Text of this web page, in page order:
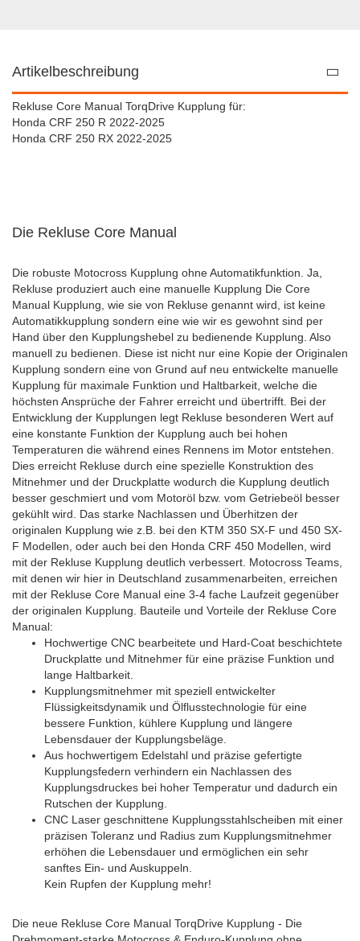
Artikelbeschreibung
Rekluse Core Manual TorqDrive Kupplung für:
Honda CRF 250 R 2022-2025
Honda CRF 250 RX 2022-2025
Die Rekluse Core Manual
Die robuste Motocross Kupplung ohne Automatikfunktion. Ja,
Rekluse produziert auch eine manuelle Kupplung Die Core
Manual Kupplung, wie sie von Rekluse genannt wird, ist keine
Automatikkupplung sondern eine wie wir es gewohnt sind per
Hand über den Kupplungshebel zu bedienende Kupplung. Also
manuell zu bedienen. Diese ist nicht nur eine Kopie der Originalen
Kupplung sondern eine von Grund auf neu entwickelte manuelle
Kupplung für maximale Funktion und Haltbarkeit, welche die
höchsten Ansprüche der Fahrer erreicht und übertrifft. Bei der
Entwicklung der Kupplungen legt Rekluse besonderen Wert auf
eine konstante Funktion der Kupplung auch bei hohen
Temperaturen die während eines Rennens im Motor entstehen.
Dies erreicht Rekluse durch eine spezielle Konstruktion des
Mitnehmer und der Druckplatte wodurch die Kupplung deutlich
besser geschmiert und vom Motoröl bzw. vom Getriebeöl besser
gekühlt wird. Das starke Nachlassen und Überhitzen der
originalen Kupplung wie z.B. bei den KTM 350 SX-F und 450 SX-
F Modellen, oder auch bei den Honda CRF 450 Modellen, wird
mit der Rekluse Kupplung deutlich verbessert. Motocross Teams,
mit denen wir hier in Deutschland zusammenarbeiten, erreichen
mit der Rekluse Core Manual eine 3-4 fache Laufzeit gegenüber
der originalen Kupplung. Bauteile und Vorteile der Rekluse Core
Manual:
Hochwertige CNC bearbeitete und Hard-Coat beschichtete
Druckplatte und Mitnehmer für eine präzise Funktion und
lange Haltbarkeit.
Kupplungsmitnehmer mit speziell entwickelter
Flüssigkeitsdynamik und Ölflusstechnologie für eine
bessere Funktion, kühlere Kupplung und längere
Lebensdauer der Kupplungsbeläge.
Aus hochwertigem Edelstahl und präzise gefertigte
Kupplungsfedern verhindern ein Nachlassen des
Kupplungsdruckes bei hoher Temperatur und dadurch ein
Rutschen der Kupplung.
CNC Laser geschnittene Kupplungsstahlscheiben mit einer
präzisen Toleranz und Radius zum Kupplungsmitnehmer
erhöhen die Lebensdauer und ermöglichen ein sehr
sanftes Ein- und Auskuppeln.
Kein Rupfen der Kupplung mehr!
Die neue Rekluse Core Manual TorqDrive Kupplung - Die